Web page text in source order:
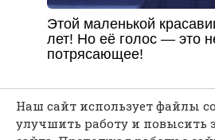
Этой маленькой
лет! Но её голос — это
потрясающее!
Наш сайт использует файлы
улучшить работу и повысить